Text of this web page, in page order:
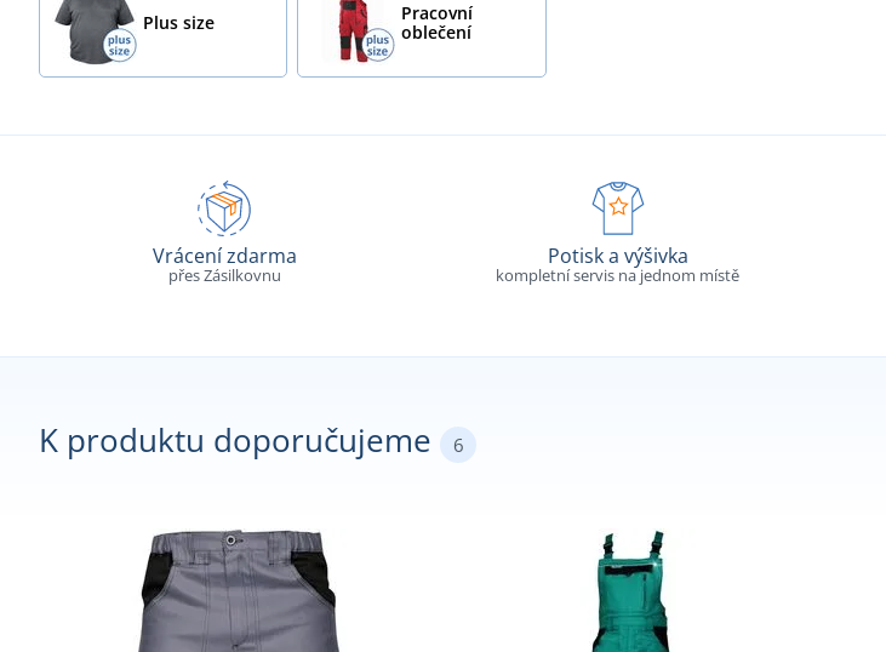
Plus size
Pracovní
oblečení
Vrácení zdarma
přes Zásilkovnu
Potisk a výšivka
kompletní servis na jednom místě
K produktu doporučujeme 6